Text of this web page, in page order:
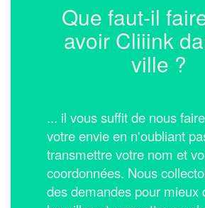
Que faut-il
avoir Cliiink
ville ?
... il vous suffit de nous
votre envie en n'oubliant
transmettre votre nom et
coordonnées. Nous
des demandes pour mieux